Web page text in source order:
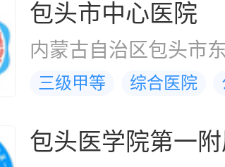
包头市中心医院
内蒙古自治区包头市
三级甲等 综合医院
包头医学院第一